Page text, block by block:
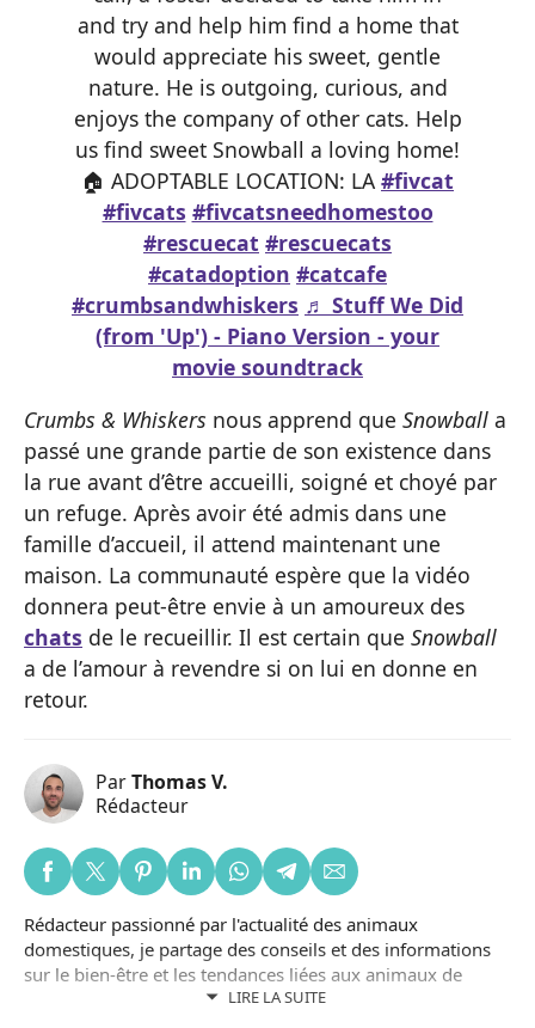
and try and help him find a home that
would appreciate his sweet, gentle
nature. He is outgoing, curious, and
enjoys the company of other cats. Help
us find sweet Snowball a loving home!
🏠 ADOPTABLE LOCATION: LA #fivcat
#fivcats #fivcatsneedhomestoo
#rescuecat #rescuecats
#catadoption #catcafe
#crumbsandwhiskers ♬ Stuff We Did
(from 'Up') - Piano Version - your
movie soundtrack
Crumbs & Whiskers nous apprend que Snowball a
passé une grande partie de son existence dans
la rue avant d’être accueilli, soigné et choyé par
un refuge. Après avoir été admis dans une
famille d’accueil, il attend maintenant une
maison. La communauté espère que la vidéo
donnera peut-être envie à un amoureux des
chats de le recueillir. Il est certain que Snowball
a de l’amour à revendre si on lui en donne en
retour.
ParThomas V.
Rédacteur
LIRE LA SUITE
Rédacteur passionné par l'actualité des animaux
domestiques, je partage des conseils et des informations
sur le bien-être et les tendances liées aux animaux de